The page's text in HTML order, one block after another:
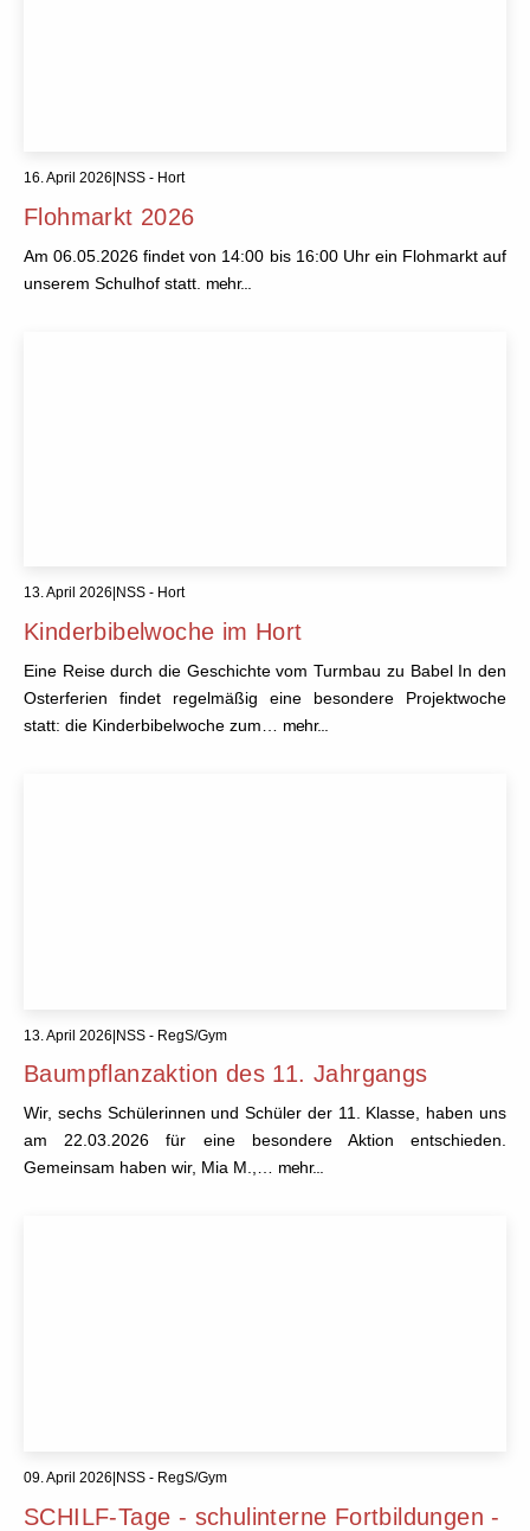
16. April 2026 NSS - Hort
Flohmarkt 2026
Am 06.05.2026 findet von 14:00 bis 16:00 Uhr ein Flohmarkt auf
unserem Schulhof statt. mehr...
13. April 2026 NSS - Hort
Kinderbibelwoche im Hort
Eine Reise durch die Geschichte vom Turmbau zu Babel In den
Osterferien findet regelmäßig eine besondere Projektwoche
statt: die Kinderbibelwoche zum… mehr...
13. April 2026|NSS - RegS/Gym
Baumpflanzaktion des 11. Jahrgangs
Wir, sechs Schülerinnen und Schüler der 11. Klasse, haben uns
am 22.03.2026 für eine besondere Aktion entschieden.
Gemeinsam haben wir, Mia M.,… mehr...
09. April 2026|NSS - RegS/Gym
SCHILF-Tage - schulinterne Fortbildungen -